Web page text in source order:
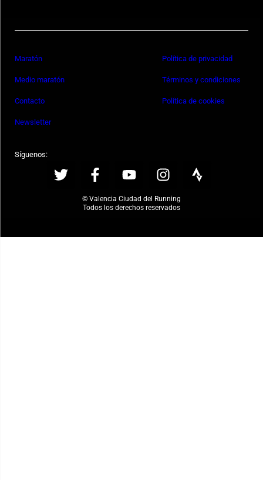
Maratón
Medio maratón
Contacto
Newsletter
Política de privacidad
Términos y condiciones
Política de cookies
Síguenos:
© Valencia Ciudad del Running
Todos los derechos reservados